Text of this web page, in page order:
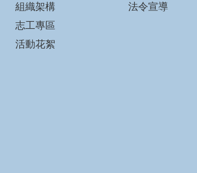
組織架構
志工專區
活動花絮
法令宣導